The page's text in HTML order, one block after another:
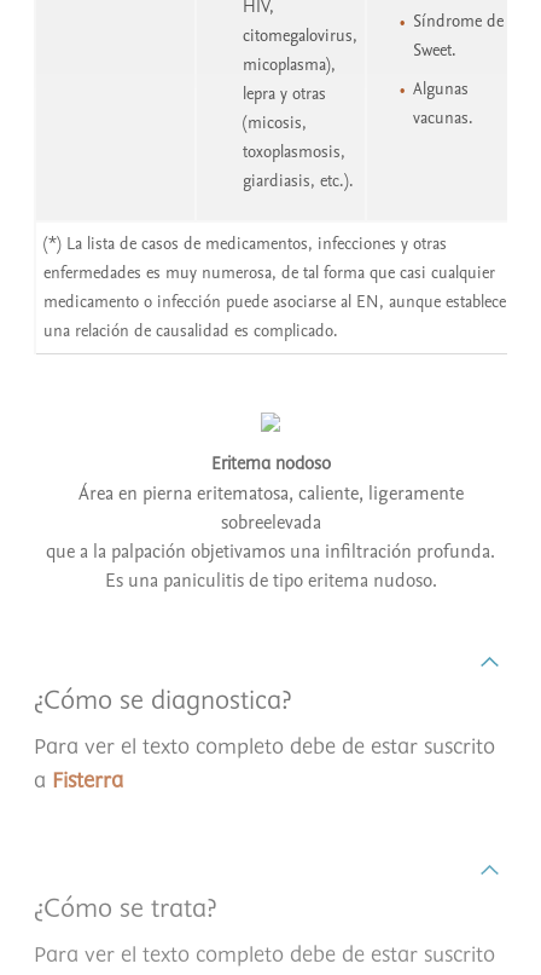
HIV,
citomegalovirus,
micoplasma),
lepra y otras
(micosis,
toxoplasmosis,
giardiasis, etc.).
Síndrome de
Sweet.
Algunas
vacunas.
(*) La lista de casos de medicamentos, infecciones y otras
enfermedades es muy numerosa, de tal forma que casi cualquier
medicamento o infección puede asociarse al EN, aunque establecer
una relación de causalidad es complicado.
Eritema nodoso
Área en pierna eritematosa, caliente, ligeramente
sobreelevada
que a la palpación objetivamos una infiltración profunda.
Es una paniculitis de tipo eritema nudoso.
¿Cómo se diagnostica?
Para ver el texto completo debe de estar suscrito
a Fisterra
¿Cómo se trata?
Para ver el texto completo debe de estar suscrito